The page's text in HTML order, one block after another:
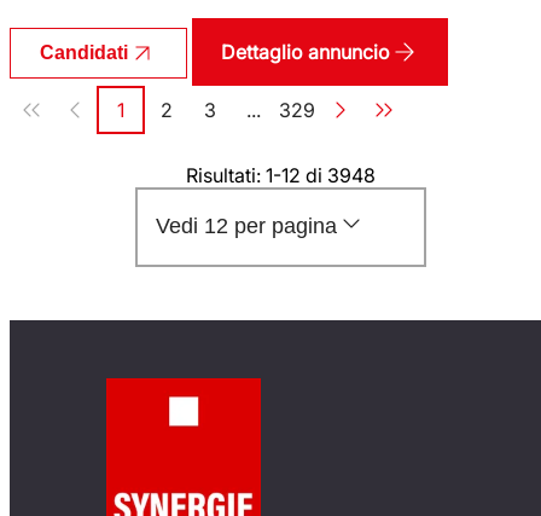
Candidati Dettaglio annuncio
Paginazione
Pagina
1 Pagina
2 Pagina
3 ... Pagina
329
Risultati: 1-12 di 3948
Vedi 12 per pagina